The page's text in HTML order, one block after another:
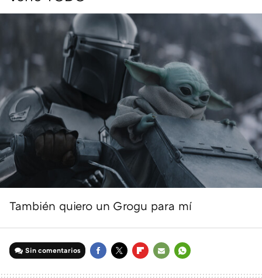
También quiero un Grogu para mí
Sin comentarios